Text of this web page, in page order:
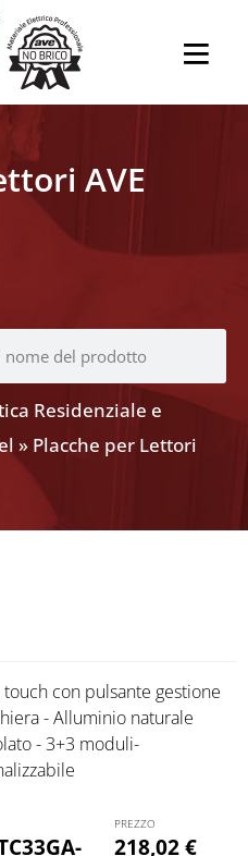
AVE
Residenziale e
» Placche per Lettori
touch con pulsante gestione
- Alluminio naturale
- 3+3 moduli-
218,02€